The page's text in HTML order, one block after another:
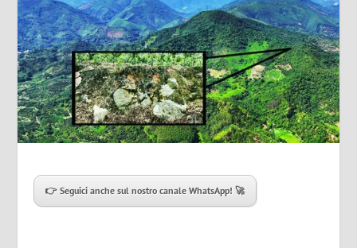
👉 Seguici anche sul nostro canale WhatsApp! 🚀